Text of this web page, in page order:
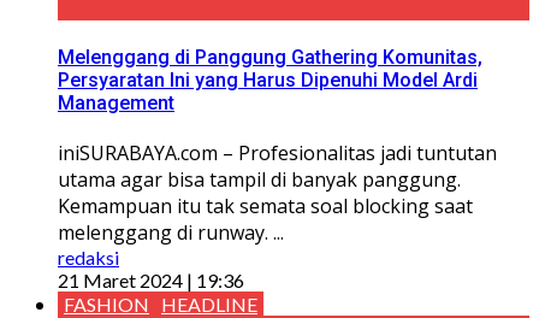
Melenggang di Panggung Gathering Komunitas,
Persyaratan Ini yang Harus Dipenuhi Model Ardi
Management
iniSURABAYA.com – Profesionalitas jadi tuntutan
utama agar bisa tampil di banyak panggung.
Kemampuan itu tak semata soal blocking saat
melenggang di runway. ...
redaksi
21 Maret 2024 | 19:36
FASHION
HEADLINE